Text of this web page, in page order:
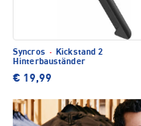
Syncros ·
Kickstand 2
Hinterbauständer
€ 19,99